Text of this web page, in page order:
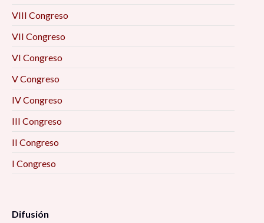
VIII Congreso
VII Congreso
VI Congreso
V Congreso
IV Congreso
III Congreso
II Congreso
I Congreso
Difusión